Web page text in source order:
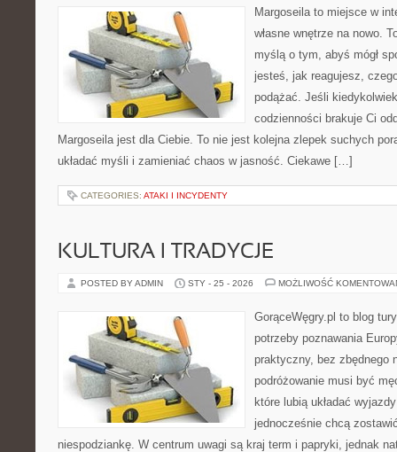
Margoseila to miejsce w
własne wnętrze na nowo.
myślą o tym, abyś mógł
jesteś, jak reagujesz,
podążać. Jeśli
codzienności brakuje Ci
Margoseila jest dla Ciebie. To nie jest kolejna zlepek suchych
układać myśli i zamieniać chaos w jasność. Ciekawe […]
CATEGORIES: ATAKI I INCYDENTY
KULTURA I TRADYCJE
POSTED BY ADMIN STY - 25 - 2026 MOŻLIWOŚĆ
GorąceWęgry.pl to blog
potrzeby poznawania
praktyczny, bez zbędnego
podróżowanie musi być
które lubią układać
jednocześnie chcą
niespodziankę. W centrum uwagi są kraj term i papryki, jednak